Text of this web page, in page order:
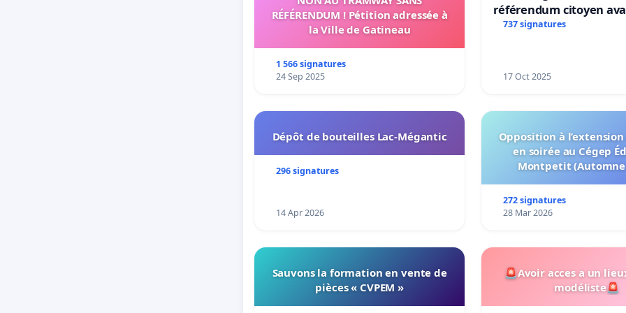
dangerous for cyclists on these same congested streets.
In witness whereof, we have signed:
RÉFÉRENDUM ! Pétition adressée à
la Ville de Gatineau
1 566 signatures
24 Sep 2025
référendum citoyen
transformation
737 signatures
17 Oct 2025
Dépôt de bouteilles Lac-Mégantic
296 signatures
14 Apr 2026
Opposition à
en soirée au Cégep
Montpetit (Automne
272 signatures
28 Mar 2026
Sauvons la formation en vente de
pièces « CVPEM »
🚨Avoir acces a un
modéliste🚨